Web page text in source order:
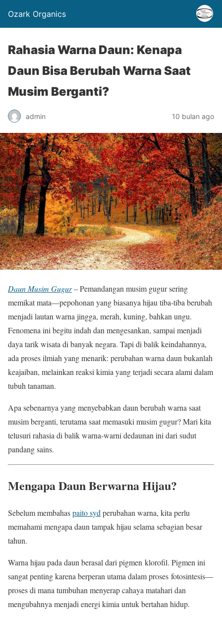
Ozark Organics
Rahasia Warna Daun: Kenapa
Daun Bisa Berubah Warna Saat
Musim Berganti?
admin 10 bulan ago
Daun Musim Gugur– Pemandangan musim gugur sering
memikat mata—pepohonan yang biasanya hijau tiba-tiba berubah
menjadi lautan warna jingga, merah, kuning, bahkan ungu.
Fenomena ini begitu indah dan mengesankan, sampai menjadi
daya tarik wisata di banyak negara. Tapi di balik keindahannya,
ada proses ilmiah yang menarik: perubahan warna daun bukanlah
keajaiban, melainkan reaksi kimia yang terjadi secara alami dalam
tubuh tanaman.
Apa sebenarnya yang menyebabkan daun berubah warna saat
musim berganti, terutama saat memasuki musim gugur? Mari kita
telusuri rahasia di balik warna-warni dedaunan ini dari sudut
pandang sains.
Mengapa Daun Berwarna Hijau?
Sebelum membahaspaito syd perubahan warna, kita perlu
memahami mengapa daun tampak hijau selama sebagian besar
tahun.
Warna hijau pada daun berasal dari pigmen klorofil. Pigmen ini
sangat penting karena berperan utama dalam proses fotosintesis—
proses di mana tumbuhan menyerap cahaya matahari dan
mengubahnya menjadi energi kimia untuk bertahan hidup.